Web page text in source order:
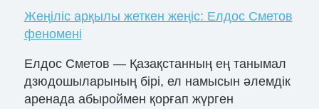
Жеңіліс арқылы жеткен жеңіс: Елдос Сметов
феномені
Елдос Сметов — Қазақстанның ең танымал
дзюдошыларының бірі, ел намысын әлемдік
аренада абыроймен қорғап жүрген